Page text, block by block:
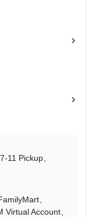
7-11 Pickup
Virtual Account